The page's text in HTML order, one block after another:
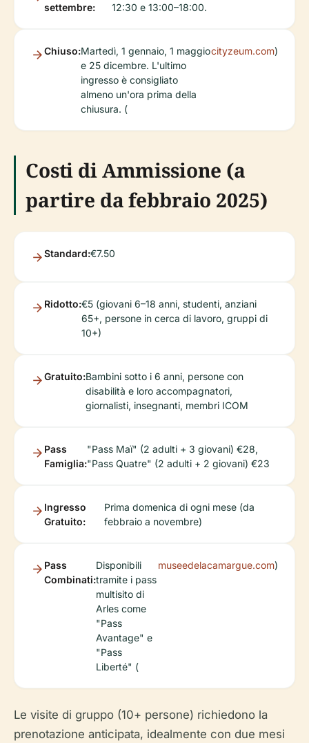
settembre:
12:30 e 13:00–18:00.
Chiuso:Martedì, 1 gennaio, 1 maggio
e 25 dicembre. L'ultimo
ingresso è consigliato
almeno un'ora prima della
chiusura. (
cityzeum.com)
Costi di Ammissione (a
partire da febbraio 2025)
Standard:€7.50
Ridotto:€5 (giovani 6–18 anni, studenti, anziani
65+, persone in cerca di lavoro, gruppi di
10+)
Gratuito:Bambini sotto i 6 anni, persone con
disabilità e loro accompagnatori,
giornalisti, insegnanti, membri ICOM
Pass
Famiglia:
"Pass Maï" (2 adulti + 3 giovani) €28,
"Pass Quatre" (2 adulti + 2 giovani) €23
Ingresso
Gratuito:
Prima domenica di ogni mese (da
febbraio a novembre)
Pass
Combinati:
Disponibili
tramite i pass
multisito di
Arles come
"Pass
Avantage" e
"Pass
Liberté" (
museedelacamargue.com)
Le visite di gruppo (10+ persone) richiedono la
prenotazione anticipata, idealmente con due mesi